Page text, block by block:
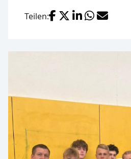
Teilen: Facebook
X (Twitter)
LinkedIn
WhatsApp